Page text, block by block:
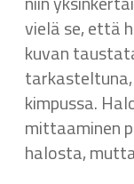
vielä se, että
kuvan
kimpussa.
mittaaminen
halosta,